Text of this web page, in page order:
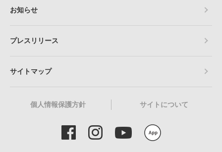
お知らせ
プレスリリース
サイトマップ
個人情報保護方針 サイトについて